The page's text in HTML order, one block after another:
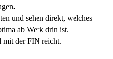
.
und sehen direkt, welches
ab Werk drin ist.
mit der FIN reicht.